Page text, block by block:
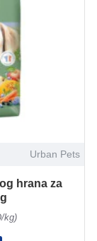
Urban Pets
hrana za
kg)